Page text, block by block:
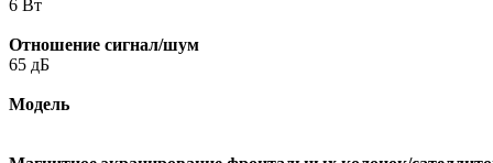
6 Вт
Отношение сигнал/шум
65 дБ
Модель